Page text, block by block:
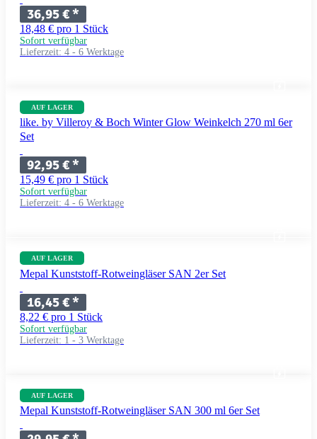
36,95 €*
18,48 € pro 1 Stück
Sofort verfügbar
Lieferzeit: 4 - 6 Werktage
AUF LAGER
like. by Villeroy & Boch Winter Glow Weinkelch 270 ml 6er
Set
92,95 €*
15,49 € pro 1 Stück
Sofort verfügbar
Lieferzeit: 4 - 6 Werktage
AUF LAGER
Mepal Kunststoff-Rotweingläser SAN 2er Set
16,45 €*
8,22 € pro 1 Stück
Sofort verfügbar
Lieferzeit: 1 - 3 Werktage
AUF LAGER
Mepal Kunststoff-Rotweingläser SAN 300 ml 6er Set